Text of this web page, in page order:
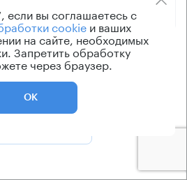
4
4 583 330 ₽ 1 - 5
6из предложений
если вы соглашаетесь с
cookieи ваших
на сайте, необходимых
Запретить обработку
через браузер.
ОК